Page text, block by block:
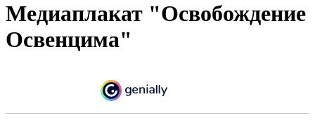
Медиаплакат "Освобождение
Освенцима"